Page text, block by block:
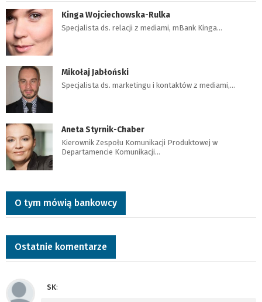
Kinga Wojciechowska-Rulka
Specjalista ds. relacji z mediami, mBank Kinga…
Mikołaj Jabłoński
Specjalista ds. marketingu i kontaktów z mediami,…
Aneta Styrnik-Chaber
Kierownik Zespołu Komunikacji Produktowej w
Departamencie Komunikacji…
O tym mówią bankowcy
Ostatnie komentarze
SK: